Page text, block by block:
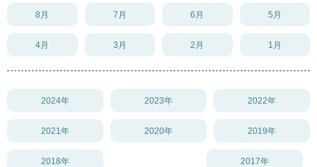
8月 7月 6月 5月
4月 3月 2月 1月
2024年 2023年 2022年
2021年 2020年 2019年
2018年 2017年